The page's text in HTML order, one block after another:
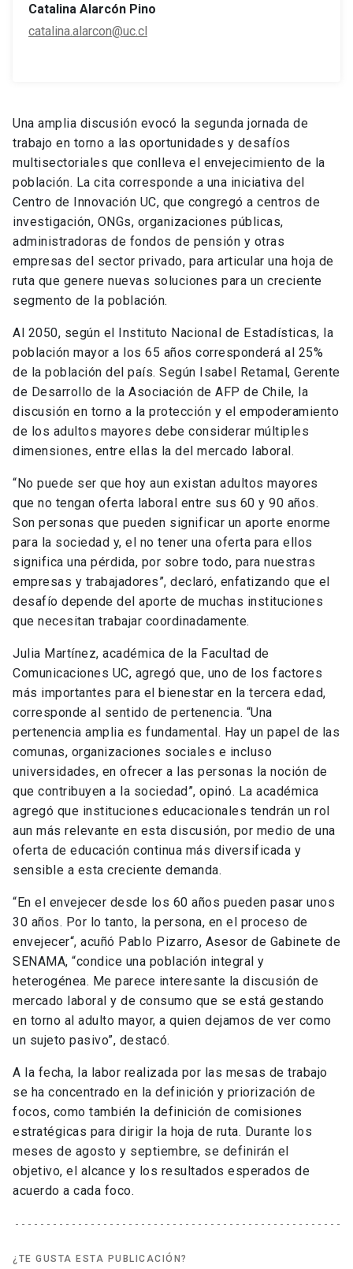
Catalina Alarcón Pino
catalina.alarcon@uc.cl
Una amplia discusión evocó la segunda jornada de
trabajo en torno a las oportunidades y desafíos
multisectoriales que conlleva el envejecimiento de la
población. La cita corresponde a una iniciativa del
Centro de Innovación UC, que congregó a centros de
investigación, ONGs, organizaciones públicas,
administradoras de fondos de pensión y otras
empresas del sector privado, para articular una hoja de
ruta que genere nuevas soluciones para un creciente
segmento de la población.
Al 2050, según el Instituto Nacional de Estadísticas, la
población mayor a los 65 años corresponderá al 25%
de la población del país. Según Isabel Retamal, Gerente
de Desarrollo de la Asociación de AFP de Chile, la
discusión en torno a la protección y el empoderamiento
de los adultos mayores debe considerar múltiples
dimensiones, entre ellas la del mercado laboral.
“No puede ser que hoy aun existan adultos mayores
que no tengan oferta laboral entre sus 60 y 90 años.
Son personas que pueden significar un aporte enorme
para la sociedad y, el no tener una oferta para ellos
significa una pérdida, por sobre todo, para nuestras
empresas y trabajadores”, declaró, enfatizando que el
desafío depende del aporte de muchas instituciones
que necesitan trabajar coordinadamente.
Julia Martínez, académica de la Facultad de
Comunicaciones UC, agregó que, uno de los factores
más importantes para el bienestar en la tercera edad,
corresponde al sentido de pertenencia. “Una
pertenencia amplia es fundamental. Hay un papel de las
comunas, organizaciones sociales e incluso
universidades, en ofrecer a las personas la noción de
que contribuyen a la sociedad”, opinó. La académica
agregó que instituciones educacionales tendrán un rol
aun más relevante en esta discusión, por medio de una
oferta de educación continua más diversificada y
sensible a esta creciente demanda.
“En el envejecer desde los 60 años pueden pasar unos
30 años. Por lo tanto, la persona, en el proceso de
envejecer“, acuñó Pablo Pizarro, Asesor de Gabinete de
SENAMA, “condice una población integral y
heterogénea. Me parece interesante la discusión de
mercado laboral y de consumo que se está gestando
en torno al adulto mayor, a quien dejamos de ver como
un sujeto pasivo”, destacó.
A la fecha, la labor realizada por las mesas de trabajo
se ha concentrado en la definición y priorización de
focos, como también la definición de comisiones
estratégicas para dirigir la hoja de ruta. Durante los
meses de agosto y septiembre, se definirán el
objetivo, el alcance y los resultados esperados de
acuerdo a cada foco.
¿TE GUSTA ESTA PUBLICACIÓN?